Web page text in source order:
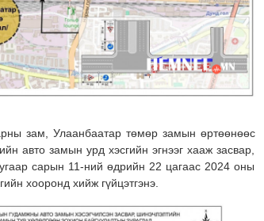
зам, Улаанбаатар төмөр замын өртөөнөөс
авто замын урд хэсгийн эгнээг хааж засвар,
сарын 11-ний өдрийн 22 цагаас 2024 оны
хооронд хийж гүйцэтгэнэ.